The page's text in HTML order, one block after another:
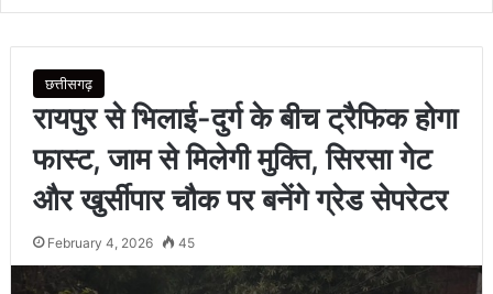
छत्तीसगढ़
रायपुर से भिलाई-दुर्ग के बीच ट्रैफिक होगा
फास्ट, जाम से मिलेगी मुक्ति, सिरसा गेट
और खुर्सीपार चौक पर बनेंगे ग्रेड सेपरेटर
February 4, 2026 45